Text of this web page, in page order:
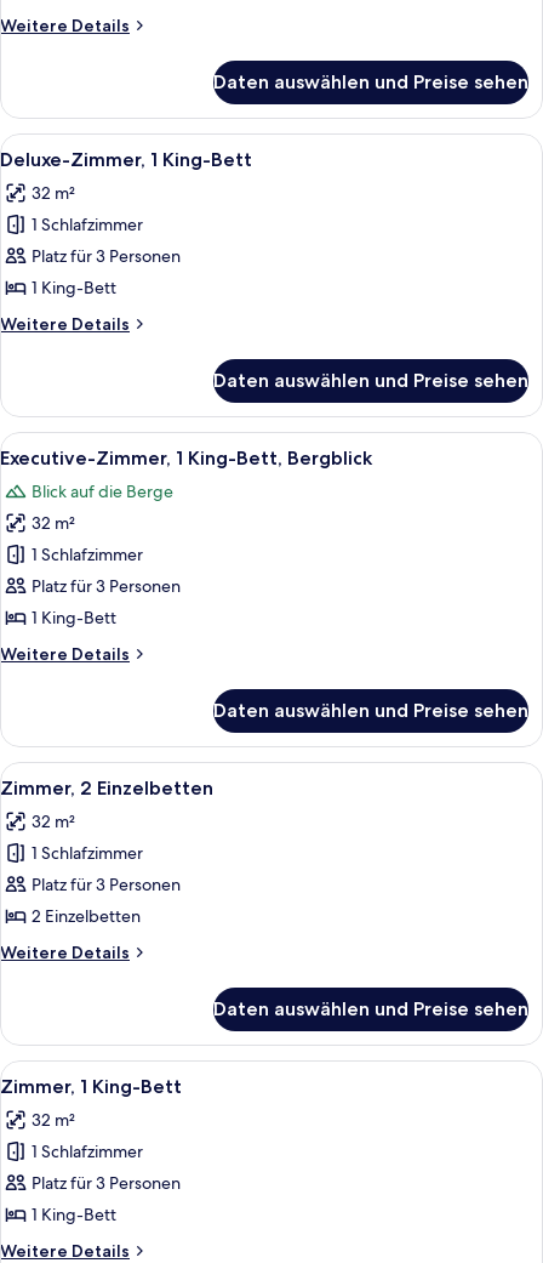
Twin
View
anzeigen
Weitere Details
Weitere
Twin
Room,
Mountain
Daten auswählen und Preise sehen
Alle
Fotos
für
Deluxe-
Zimmer,
1 King-
Bett
anzeigen
Ein Hotelzimmer mit einem großen
7
Deluxe-Zimmer, 1 King-Bett
32 m²
1 Schlafzimmer
Platz für 3 Personen
1 King-Bett
Weitere Details
Weitere
Zimmer,
1 King-
Bett
Daten auswählen und Preise sehen
Alle
Fotos
für
Executive-
Zimmer,
1 King-
Bett,
anzeigen
Ein Hotelzimmer mit einem großen
10
Executive-Zimmer, 1 King-Bett, Bergblick
Blick auf die Berge
32 m²
1 Schlafzimmer
Platz für 3 Personen
1 King-Bett
Weitere Details
Weitere
Zimmer,
1 King-
Bett,
Daten auswählen und Preise sehen
Alle
Fotos
für
Zimmer,
2 Einzelbetten
anzeigen
Ein Hotelzimmer mit einem großen
7
Zimmer, 2 Einzelbetten
32 m²
1 Schlafzimmer
Platz für 3 Personen
2 Einzelbetten
Weitere Details
Weitere
2 Einzelbetten
Daten auswählen und Preise sehen
Alle
Fotos
für
Zimmer,
1 King-
Bett
anzeigen
Ein Hotelzimmer mit einem großen
6
Zimmer, 1 King-Bett
32 m²
1 Schlafzimmer
Platz für 3 Personen
1 King-Bett
Weitere Details
Weitere